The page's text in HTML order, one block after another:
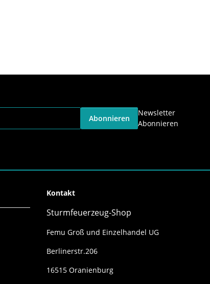
Abonnieren
Newsletter
Abonnieren
Kontakt
Sturmfeuerzeug-Shop
Femu Groß und Einzelhandel UG
Berlinerstr.206
16515 Oranienburg